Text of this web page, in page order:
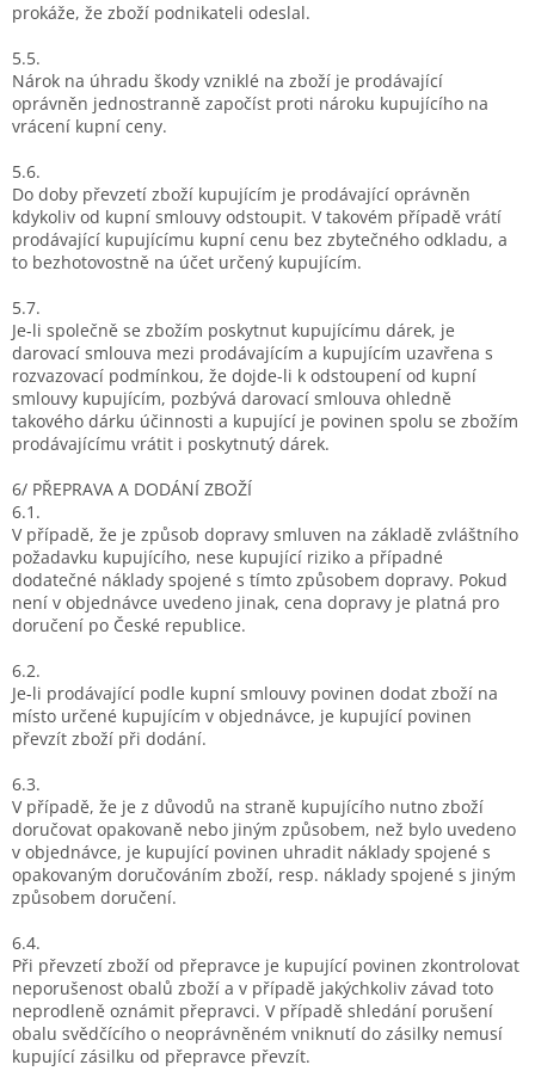
prokáže, že zboží podnikateli odeslal.
5.5.
Nárok na úhradu škody vzniklé na zboží je prodávající
oprávněn jednostranně započíst proti nároku kupujícího na
vrácení kupní ceny.
5.6.
Do doby převzetí zboží kupujícím je prodávající oprávněn
kdykoliv od kupní smlouvy odstoupit. V takovém případě vrátí
prodávající kupujícímu kupní cenu bez zbytečného odkladu, a
to bezhotovostně na účet určený kupujícím.
5.7.
Je-li společně se zbožím poskytnut kupujícímu dárek, je
darovací smlouva mezi prodávajícím a kupujícím uzavřena s
rozvazovací podmínkou, že dojde-li k odstoupení od kupní
smlouvy kupujícím, pozbývá darovací smlouva ohledně
takového dárku účinnosti a kupující je povinen spolu se zbožím
prodávajícímu vrátit i poskytnutý dárek.
6/ PŘEPRAVA A DODÁNÍ ZBOŽÍ
6.1.
V případě, že je způsob dopravy smluven na základě zvláštního
požadavku kupujícího, nese kupující riziko a případné
dodatečné náklady spojené s tímto způsobem dopravy. Pokud
není v objednávce uvedeno jinak, cena dopravy je platná pro
doručení po České republice.
6.2.
Je-li prodávající podle kupní smlouvy povinen dodat zboží na
místo určené kupujícím v objednávce, je kupující povinen
převzít zboží při dodání.
6.3.
V případě, že je z důvodů na straně kupujícího nutno zboží
doručovat opakovaně nebo jiným způsobem, než bylo uvedeno
v objednávce, je kupující povinen uhradit náklady spojené s
opakovaným doručováním zboží, resp. náklady spojené s jiným
způsobem doručení.
6.4.
Při převzetí zboží od přepravce je kupující povinen zkontrolovat
neporušenost obalů zboží a v případě jakýchkoliv závad toto
neprodleně oznámit přepravci. V případě shledání porušení
obalu svědčícího o neoprávněném vniknutí do zásilky nemusí
kupující zásilku od přepravce převzít.